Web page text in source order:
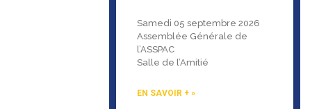
Samedi 05 septembre 2026
Assemblée Générale de
l’ASSPAC
Salle de l’Amitié
EN SAVOIR + »